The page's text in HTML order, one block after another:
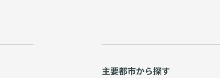
主要都市から探す